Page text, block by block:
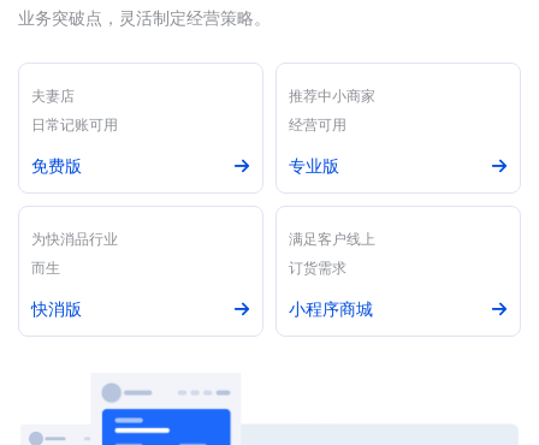
业务突破点，灵活制定经营策略。
夫妻店
日常记账可用
免费版
推荐中小商家
经营可用
专业版
为快消品行业
而生
快消版
满足客户线上
订货需求
小程序商城